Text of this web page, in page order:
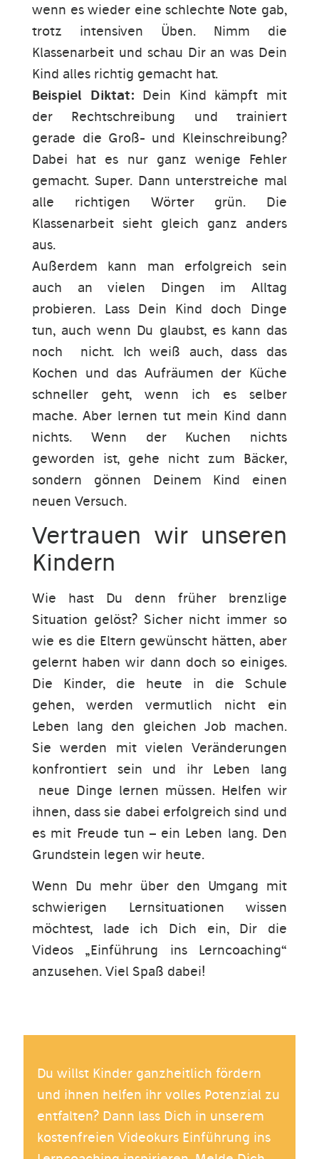
wenn es wieder eine schlechte Note gab,
trotz intensiven Üben. Nimm die
Klassenarbeit und schau Dir an was Dein
Kind alles richtig gemacht hat.
Beispiel Diktat: Dein Kind kämpft mit
der Rechtschreibung und trainiert
gerade die Groß- und Kleinschreibung?
Dabei hat es nur ganz wenige Fehler
gemacht. Super. Dann unterstreiche mal
alle richtigen Wörter grün. Die
Klassenarbeit sieht gleich ganz anders
aus.
Außerdem kann man erfolgreich sein
auch an vielen Dingen im Alltag
probieren. Lass Dein Kind doch Dinge
tun, auch wenn Du glaubst, es kann das
noch nicht. Ich weiß auch, dass das
Kochen und das Aufräumen der Küche
schneller geht, wenn ich es selber
mache. Aber lernen tut mein Kind dann
nichts. Wenn der Kuchen nichts
geworden ist, gehe nicht zum Bäcker,
sondern gönnen Deinem Kind einen
neuen Versuch.
Vertrauen wir unseren
Kindern
Wie hast Du denn früher brenzlige
Situation gelöst? Sicher nicht immer so
wie es die Eltern gewünscht hätten, aber
gelernt haben wir dann doch so einiges.
Die Kinder, die heute in die Schule
gehen, werden vermutlich nicht ein
Leben lang den gleichen Job machen.
Sie werden mit vielen Veränderungen
konfrontiert sein und ihr Leben lang
neue Dinge lernen müssen. Helfen wir
ihnen, dass sie dabei erfolgreich sind und
es mit Freude tun – ein Leben lang. Den
Grundstein legen wir heute.
Wenn Du mehr über den Umgang mit
schwierigen Lernsituationen wissen
möchtest, lade ich Dich ein, Dir die
Videos „Einführung ins Lerncoaching“
anzusehen. Viel Spaß dabei!
Du willst Kinder ganzheitlich fördern
und ihnen helfen ihr volles Potenzial zu
entfalten? Dann lass Dich in unserem
kostenfreien Videokurs Einführung ins